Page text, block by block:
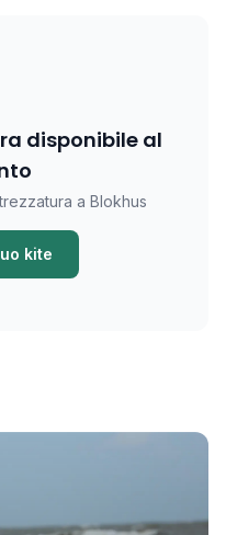
disponibile al
a Blokhus
kite